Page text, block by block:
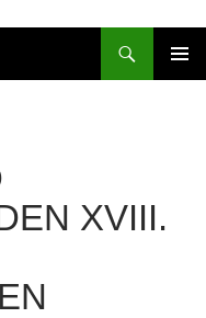
XVIII.